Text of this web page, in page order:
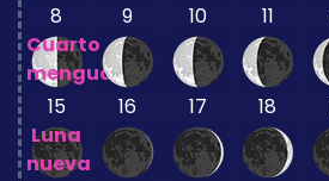
8
Cuarto
menguante
9 10 11
15
Luna
nueva
16 17 18